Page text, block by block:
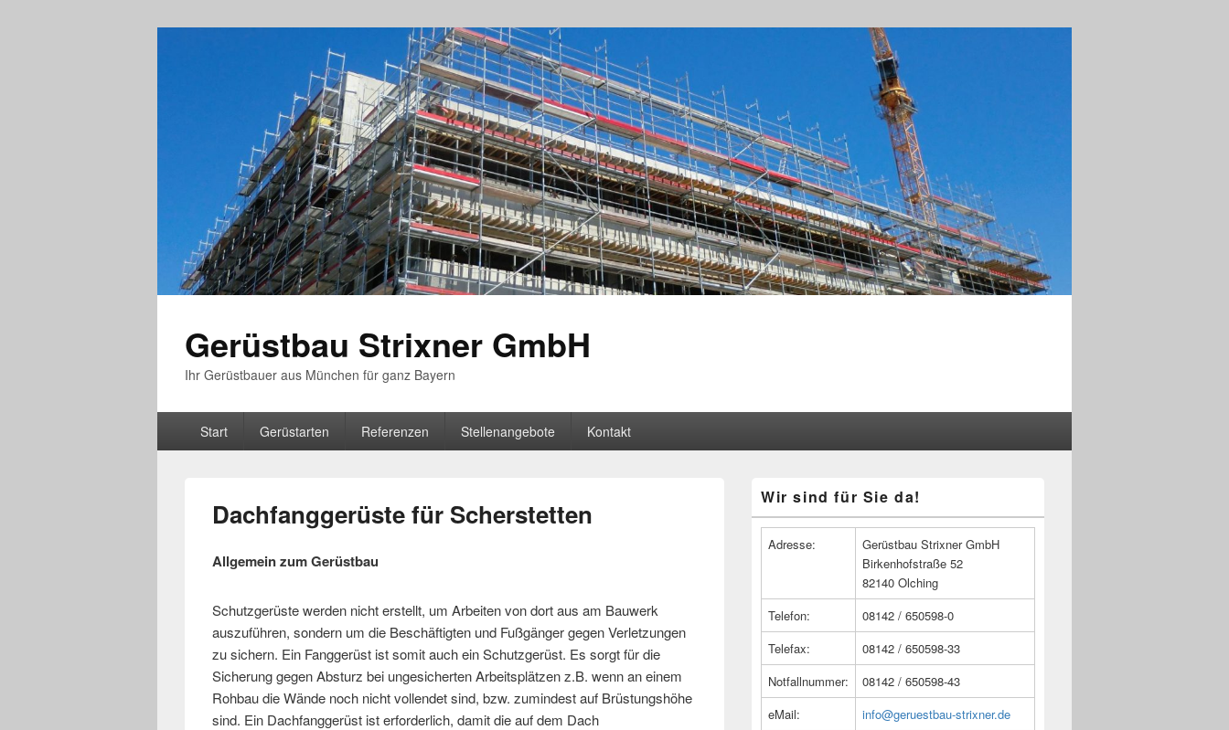
Gerüstbau Strixner GmbH
Ihr Gerüstbauer aus München für ganz Bayern
Start Gerüstarten Referenzen Stellenangebote Kontakt
Dachfanggerüste für Scherstetten
Allgemein zum Gerüstbau
Schutzgerüste werden nicht erstellt, um Arbeiten von dort aus am Bauwerk
auszuführen, sondern um die Beschäftigten und Fußgänger gegen Verletzungen
zu sichern. Ein Fanggerüst ist somit auch ein Schutzgerüst. Es sorgt für die
Sicherung gegen Absturz bei ungesicherten Arbeitsplätzen z.B. wenn an einem
Rohbau die Wände noch nicht vollendet sind, bzw. zumindest auf Brüstungshöhe
sind. Ein Dachfanggerüst ist erforderlich, damit die auf dem Dach
Seitenleisten
Widget-
Wir sind für Sie da!
Adresse:
Gerüstbau Strixner GmbH
Birkenhofstraße 52
82140 Olching
Telefon:
08142 / 650598-0
Telefax:
08142 / 650598-33
Notfallnummer:
08142 / 650598-43
eMail:
info@geruestbau-strixner.de